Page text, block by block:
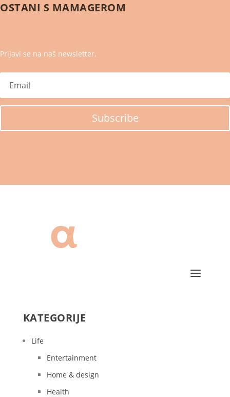
OSTANI S MAMAGEROM
Prijavi se na naš newsletter.
Subscribe
KATEGORIJE
Life
Entertainment
Home & design
Health